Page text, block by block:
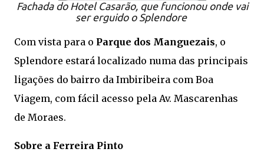
Fachada do Hotel Casarão, que funcionou onde vai
ser erguido o Splendore
Com vista para o Parque dos Manguezais, o
Splendore estará localizado numa das principais
ligações do bairro da Imbiribeira com Boa
Viagem, com fácil acesso pela Av. Mascarenhas
de Moraes.
Sobre a Ferreira Pinto